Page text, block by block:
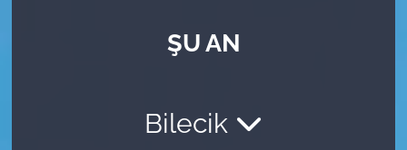
ŞU AN
Bilecik
Sağlık Personeli Alımı
Son Dakika Haberleri